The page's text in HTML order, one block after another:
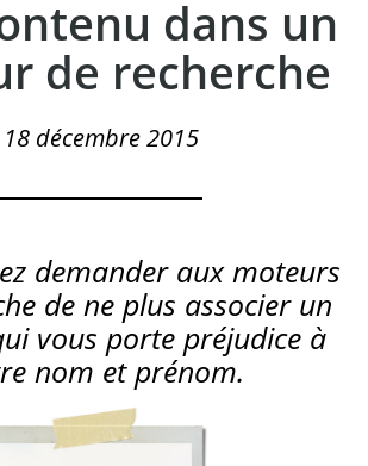
dans un
de recherche
18 décembre 2015
demander aux moteurs
de ne plus associer un
vous porte préjudice à
nom et prénom.